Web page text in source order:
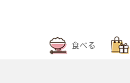
食べる